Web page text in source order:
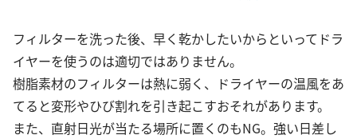
フィルターを洗った後、早く乾かしたいからといってドラ
イヤーを使うのは適切ではありません。
樹脂素材のフィルターは熱に弱く、ドライヤーの温風をあ
てると変形やひび割れを引き起こすおそれがあります。
また、直射日光が当たる場所に置くのもNG。強い日差し